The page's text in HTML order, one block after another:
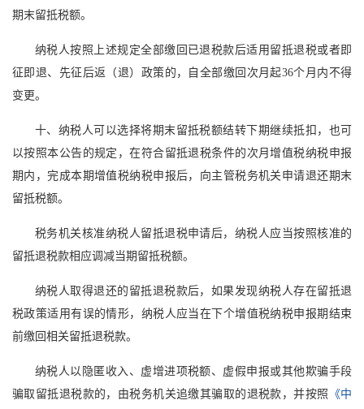
期末留抵税额。
纳税人按照上述规定全部缴回已退税款后适用留抵退税或者即
征即退、先征后返（退）政策的，自全部缴回次月起36个月内不得
变更。
十、纳税人可以选择将期末留抵税额结转下期继续抵扣，也可
以按照本公告的规定，在符合留抵退税条件的次月增值税纳税申报
期内，完成本期增值税纳税申报后，向主管税务机关申请退还期末
留抵税额。
税务机关核准纳税人留抵退税申请后，纳税人应当按照核准的
留抵退税款相应调减当期留抵税额。
纳税人取得退还的留抵退税款后，如果发现纳税人存在留抵退
税政策适用有误的情形，纳税人应当在下个增值税纳税申报期结束
前缴回相关留抵退税款。
纳税人以隐匿收入、虚增进项税额、虚假申报或其他欺骗手段
骗取留抵退税款的，由税务机关追缴其骗取的退税款，并按照 《中